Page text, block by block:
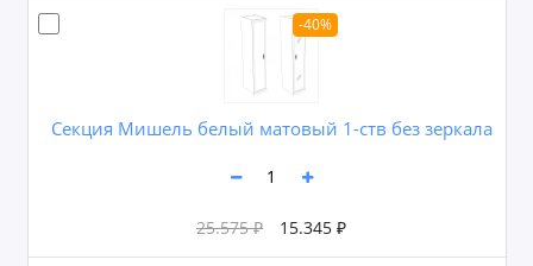
-40%
Секция Мишель белый матовый 1-ств без зеркала
25.575 ₽ 15.345 ₽